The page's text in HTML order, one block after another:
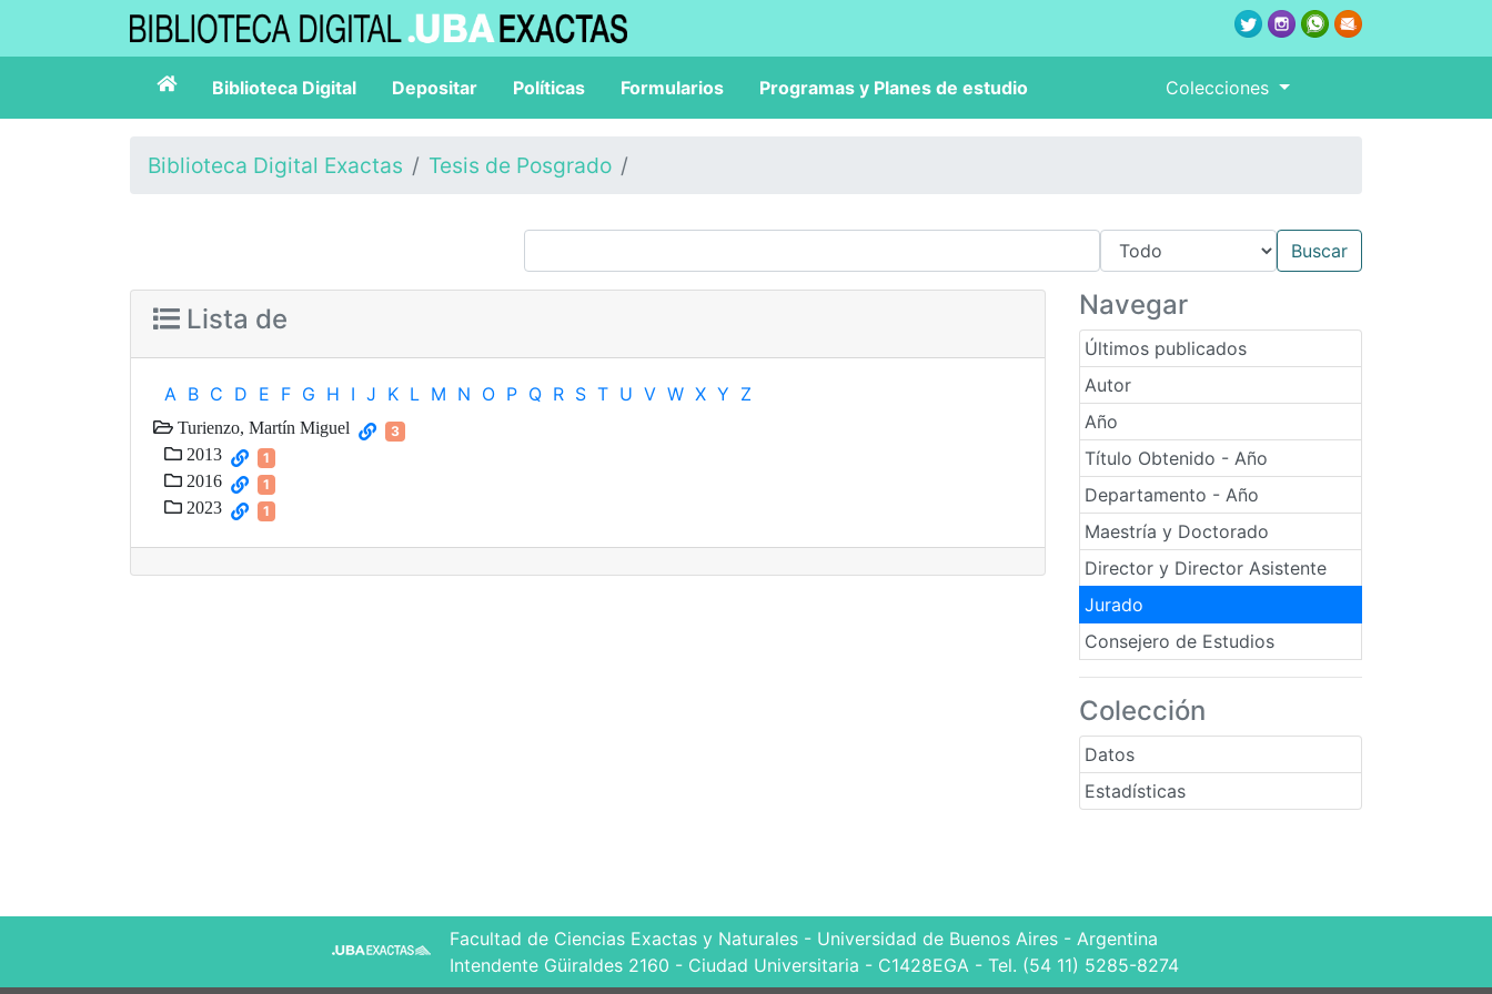
Biblioteca Digital Depositar Políticas Formularios Programas y Planes de estudio Colecciones
Biblioteca Digital Exactas Tesis de Posgrado
Navegar
Últimos publicados
Autor
Año
Título Obtenido - Año
Departamento - Año
Maestría y Doctorado
Director y Director Asistente
Jurado
Consejero de Estudios
Colección
Datos
Estadísticas
Lista de
A B C D E F G H I J K L M N O P Q R S T U V W X Y Z
Turienzo, Martín Miguel 3
2013 1
2016 1
2023 1
Facultad de Ciencias Exactas y Naturales - Universidad de Buenos Aires - Argentina
Intendente Güiraldes 2160 - Ciudad Universitaria - C1428EGA - Tel. (54 11) 5285-8274